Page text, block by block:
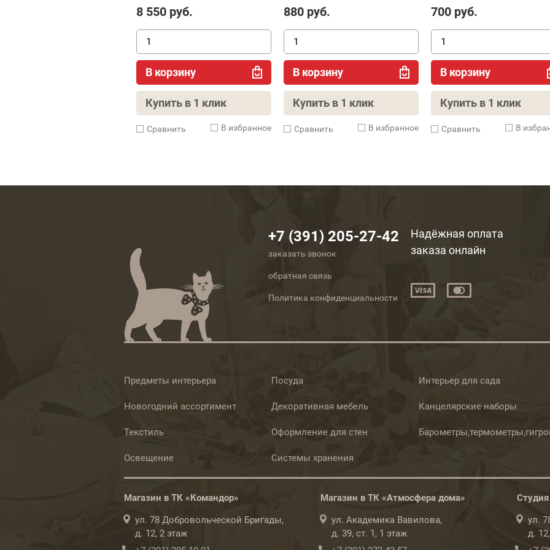
8 550 руб.
В корзину
Купить в 1 клик
Cравнить В избранное
880 руб.
В корзину
Купить в 1 клик
Cравнить В избранное
700 руб.
В корзину
Купить в 1 клик
Cравнить В
+7 (391) 205-27-42
заказать звонок
обратная связь
Политика конфиденциальности
Надёжная оплата
заказа онлайн
Предметы интерьера
Новогодний ассортимент
Текстиль
Освещение
Посуда
Декоративная мебель
Оформление для стен
Системы хранения
Интерьер для сада
Канцелярские наборы
Магазин в ТК «Командор»
ул. 78 Добровольческой Бригады,
д. 12, 2 этаж
Магазин в ТК «Атмосфера дома»
ул. Академика Вавилова,
д. 39, ст. 1, 1 этаж
ул.
д.